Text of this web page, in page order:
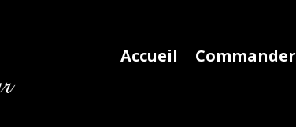
Accueil Commander